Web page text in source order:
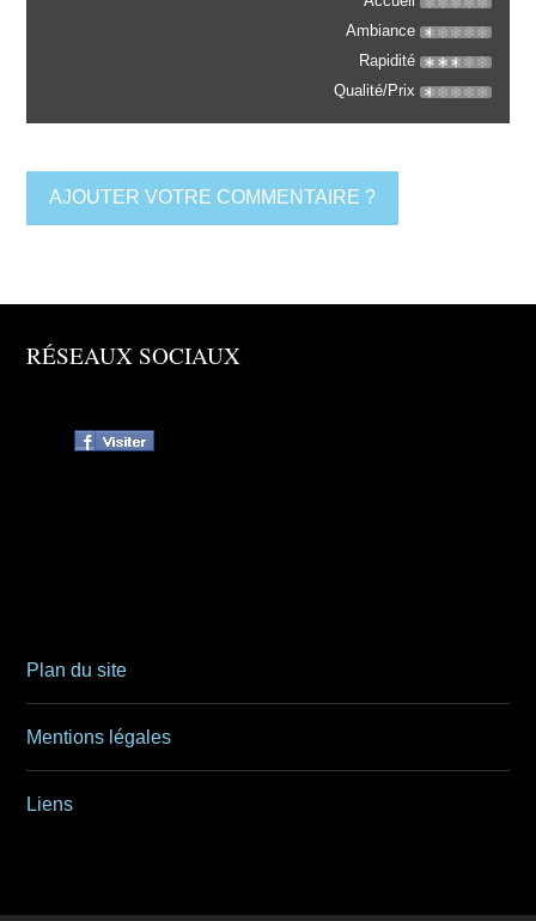
Ambiance
Rapidité
Qualité/Prix
AJOUTER VOTRE COMMENTAIRE ?
RÉSEAUX SOCIAUX
Plan du site
Mentions légales
Liens